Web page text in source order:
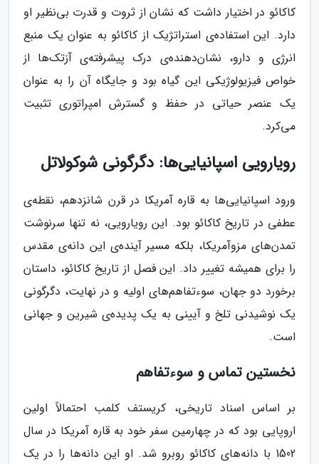
کاکائو در اختیار داشت که نشان از ثروت و قدرت بی‌نظیر او
دارد. این استفاده‌ی استراتژیک از کاکائو به عنوان یک منبع
انرژی و دارو، نشان‌دهنده‌ی درک پیشرفته‌ی آزتک‌ها از
خواص فیزیولوژیکی این گیاه بود و جایگاه آن را به عنوان
یک عنصر حیاتی در حفظ و گسترش امپراتوری تثبیت
می‌کرد.
رویارویی اسپانیایی‌ها: دگرگونی شوکولاتل
ورود اسپانیایی‌ها به قاره آمریکا در قرن شانزدهم، نقطه‌ی
عطفی در تاریخ کاکائو بود. این رویارویی، نه تنها سرنوشت
تمدن‌های مزوآمریکا، بلکه مسیر آینده‌ی این دانه‌ی مقدس
را برای همیشه تغییر داد. این فصل از تاریخ کاکائو، داستان
برخورد دو جهان، سوءتفاهم‌های اولیه و در نهایت، دگرگونی
یک نوشیدنی تلخ و آیینی به یک پدیده‌ی شیرین و جهانی
است.
نخستین تماس و سوءتفاهم
بر اساس اسناد تاریخی، کریستف کلمب احتمالاً اولین
اروپایی بود که در چهارمین سفر خود به قاره آمریکا در سال
1502 با دانه‌های کاکائو روبرو شد. او این دانه‌ها را در یک